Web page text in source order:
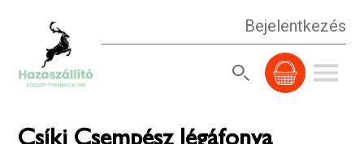
Bejelentkezés
Csíki Csempész Jégáfonya